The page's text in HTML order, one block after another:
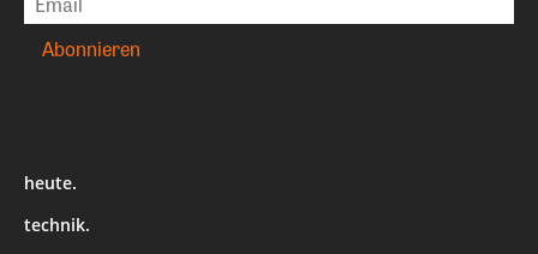
heute.
technik.